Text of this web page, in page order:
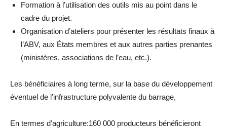
Formation à l’utilisation des outils mis au point dans le
cadre du projet.
Organisation d’ateliers pour présenter les résultats finaux à
l’ABV, aux États membres et aux autres parties prenantes
(ministères, associations de l’eau, etc.).
Les bénéficiaires à long terme, sur la base du développement
éventuel de l’infrastructure polyvalente du barrage,
En termes d’agriculture:160 000 producteurs bénéficieront